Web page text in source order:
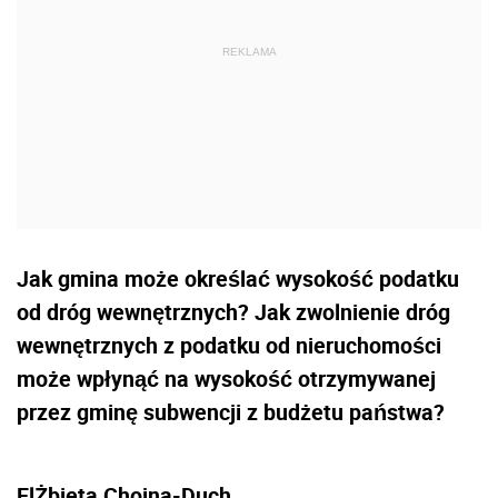
Jak gmina może określać wysokość podatku
od dróg wewnętrznych? Jak zwolnienie dróg
wewnętrznych z podatku od nieruchomości
może wpłynąć na wysokość otrzymywanej
przez gminę subwencji z budżetu państwa?